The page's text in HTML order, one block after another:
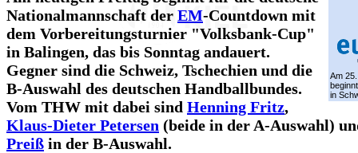
Am
in
Nationalmannschaft der EM-Countdown mit
dem Vorbereitungsturnier "Volksbank-Cup"
in Balingen, das bis Sonntag andauert.
Gegner sind die Schweiz, Tschechien und die
B-Auswahl des deutschen Handballbundes.
Vom THW mit dabei sind Henning Fritz,
Klaus-Dieter Petersen (beide in der A-Auswahl)
Preiß in der B-Auswahl.